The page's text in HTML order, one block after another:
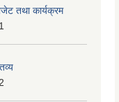
तथा कार्यक्रम